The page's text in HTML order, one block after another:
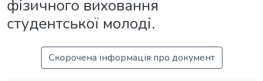
фізичного виховання
студентської молоді.
Скорочена інформація про документ